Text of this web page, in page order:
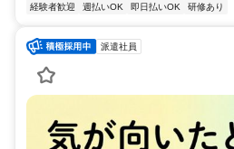
経験者歓迎
週払いOK 即日払いOK 研修あり
派遣社員